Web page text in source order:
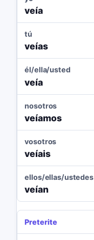
veía
tú
veías
él/ella/usted
veía
nosotros
veíamos
vosotros
veíais
ellos/ellas/ustedes
veían
Preterite